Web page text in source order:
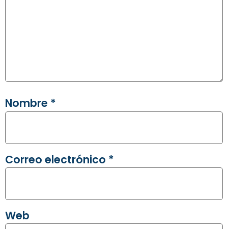
Nombre *
Correo electrónico *
Web